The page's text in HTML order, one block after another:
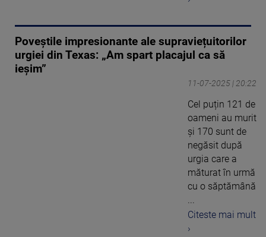
Poveștile impresionante ale supraviețuitorilor
urgiei din Texas: „Am spart placajul ca să
ieșim”
11-07-2025 | 20:22
Cel puțin 121 de
oameni au murit
și 170 sunt de
negăsit după
urgia care a
măturat în urmă
cu o săptămână
...
Citeste mai mult
›